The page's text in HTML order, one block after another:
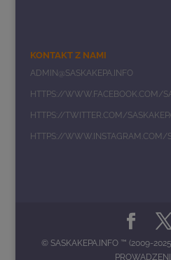
KONTAKT Z NAMI
ADMIN@SASKAKEPA.INFO
HTTPS://WWW.FACEBOOK.COM/
HTTPS://TWITTER.COM/
HTTPS://WWW.INSTAGRAM.COM/
© SASKAKEPA.INFO ™ (2009-